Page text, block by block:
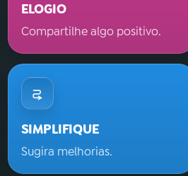
ELOGIO
Compartilhe algo positivo.
SIMPLIFIQUE
Sugira melhorias.